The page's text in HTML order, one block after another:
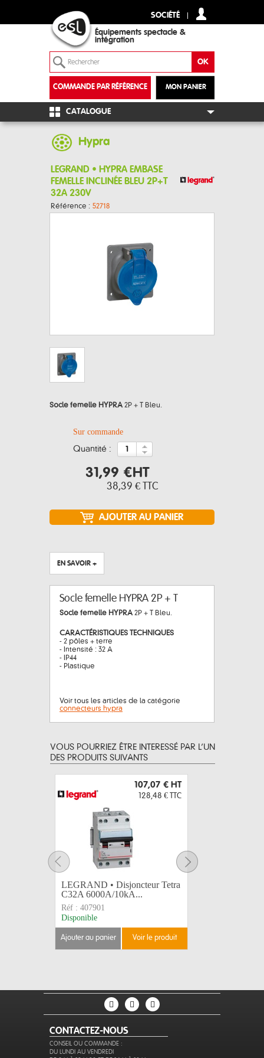
SOCIÉTÉ
Équipements spectacle &
intégration
MON PANIER
COMMANDE PAR RÉFÉRENCE
+
CATALOGUE
Hypra
LEGRAND • HYPRA EMBASE
FEMELLE INCLINÉE BLEU 2P+T
32A 230V
Référence : 52718
Socle femelle HYPRA 2P + T Bleu.
Sur commande
quantité :
31,99 €HT
38,39 € TTC
EN SAVOIR +
Socle femelle HYPRA 2P + T
Socle femelle HYPRA 2P + T Bleu.
CARACTÉRISTIQUES TECHNIQUES
- 2 pôles + terre
- Intensité : 32 A
- IP44
- Plastique
Voir tous les articles de la catégorie
connecteurs hypra
VOUS POURRIEZ ÊTRE INTERESSÉ PAR L’UN
DES PRODUITS SUIVANTS
107,07 € HT
128,48 € TTC
LEGRAND • Disjoncteur Tetra
C32A 6000A/10kA...
Réf : 407901
Disponible
ajouter au panier voir le produit
CONTACTEZ-NOUS
CONSEIL OU COMMANDE :
DU LUNDI AU VENDREDI